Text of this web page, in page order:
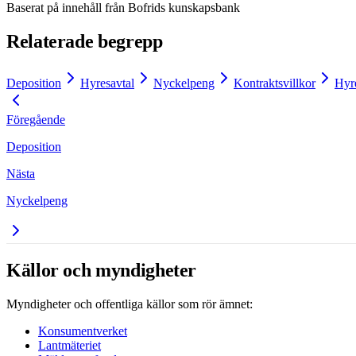
Baserat på innehåll från Bofrids kunskapsbank
Relaterade begrepp
Deposition Hyresavtal Nyckelpeng Kontraktsvillkor
Föregående
Deposition
Nästa
Nyckelpeng
Källor och myndigheter
Myndigheter och offentliga källor som rör ämnet:
Konsumentverket
Lantmäteriet